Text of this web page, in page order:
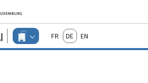
Zum Hauptmenü
Zum Inhalt
Guichet.lu
Changer
d'espace
FrançaisDeutschEnglish